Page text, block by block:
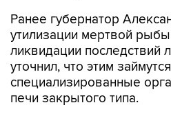
Ранее губернатор
утилизации мертвой
ликвидации последствий
уточнил, что этим займутся
специализированные
печи закрытого типа.